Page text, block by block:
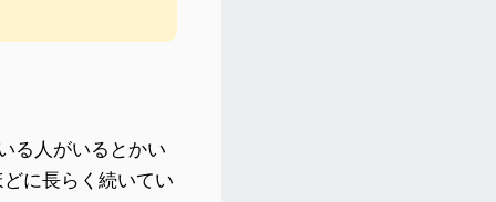
る人がいるとかい
に長らく続いてい